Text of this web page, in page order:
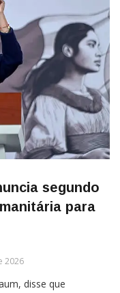
segundo
para
2026
disse que